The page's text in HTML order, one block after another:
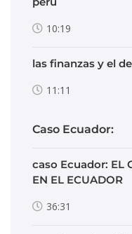
10:19
las finanzas y el
11:11
Caso Ecuador:
caso Ecuador: EL
EN EL ECUADOR
36:31